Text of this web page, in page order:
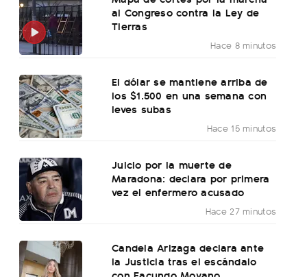
al Congreso contra la Ley de
Tierras
Hace 8 minutos
El dólar se mantiene arriba de
los $1.500 en una semana con
leves subas
Hace 15 minutos
Juicio por la muerte de
Maradona: declara por primera
vez el enfermero acusado
Hace 27 minutos
Candela Arizaga declara ante
la Justicia tras el escándalo